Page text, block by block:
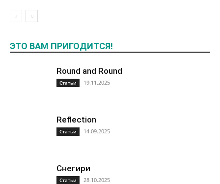
ЭТО ВАМ ПРИГОДИТСЯ!
Round and Round
Статьи 19.11.2025
Reflection
Статьи 14.09.2025
Снегири
Статьи 28.10.2025